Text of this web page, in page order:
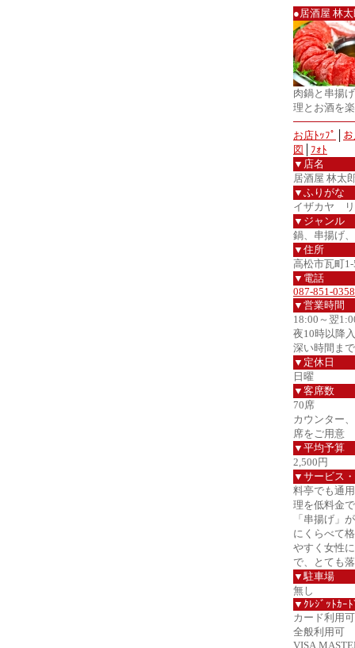
●居酒屋 林
肉鍋と串揚
理とお酒を
お店ﾄｯﾌﾟ
図
ﾌｫﾄ
▼店名
居酒屋 林太
▼ふりがな
イザカヤ リ
▼ジャンル
鍋、串揚げ
▼住所
高松市瓦町1-
▼電話
087-851-0358
▼営業時間
18:00～翌
夜10時以降
深い時間ま
▼定休日
日曜
▼客席数
70席
カウンター
席をご用意
▼平均予算
2,500円
▼サービス
料亭でも通
理を低料金
「串揚げ」
にくらべて
やすく女性
で、とても
▼駐車場
無し
▼ｸﾚｼﾞｯﾄｶｰﾄ
カード利用可
全般利用可